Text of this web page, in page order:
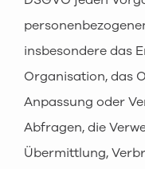
insbesondere das
Organisation, das
Anpassung oder
Abfragen, die
Übermittlung,